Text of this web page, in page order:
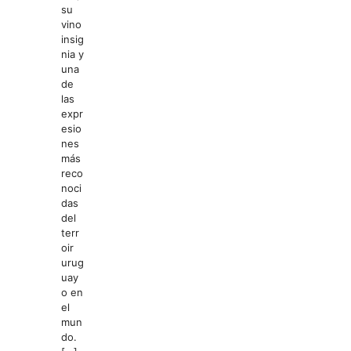
su
vino
insig
nia y
una
de
las
expr
esio
nes
más
reco
noci
das
del
terr
oir
urug
uay
o en
el
mun
do.